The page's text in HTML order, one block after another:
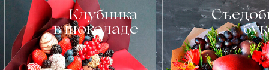
Клубника
в шоколаде